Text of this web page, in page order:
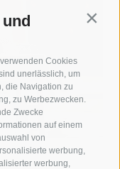
verwenden Cookies
unerlässlich, um
die Navigation zu
zu Werbezwecken.
Zwecke
auf einem
von
werbung,
werbung,